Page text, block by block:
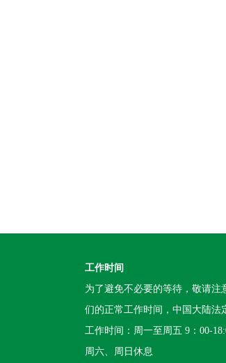
工作时间
为了避免不必要的等待，敬请
们的正常工作时间，中国大陆法
工作时间：周一至周五 9：00-
周六、周日休息